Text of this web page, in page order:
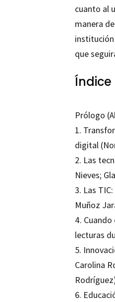
cuanto al
manera
que
Índice
Prólogo
1.
digital
2. Las
Nieves;
3. Las
Muñoz
4.
lecturas
5.
Carolina
6.